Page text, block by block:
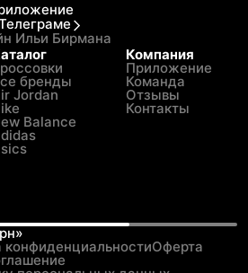
Ильи Бирмана
бренды
Jordan
Balance
Компания
Приложение
Команда
Отзывы
Контакты
конфиденциальностиОферта